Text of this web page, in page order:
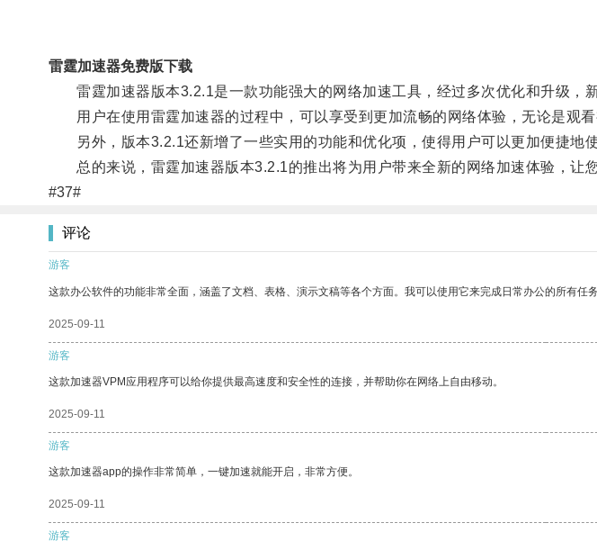
雷霆加速器免费版下载
雷霆加速器版本3.2.1是一款功能强大的网络加速工具，经过多次优化和升级，
用户在使用雷霆加速器的过程中，可以享受到更加流畅的网络体验，无论是观看
另外，版本3.2.1还新增了一些实用的功能和优化项，使得用户可以更加便捷地使
总的来说，雷霆加速器版本3.2.1的推出将为用户带来全新的网络加速体验，让
#37#
评论
游客
这款办公软件的功能非常全面，涵盖了文档、表格、演示文稿等各个方面。我可以使用它来完成日常办公的所有任务
2025-09-11
游客
这款加速器VPM应用程序可以给你提供最高速度和安全性的连接，并帮助你在网络上自由移动。
2025-09-11
游客
这款加速器app的操作非常简单，一键加速就能开启，非常方便。
2025-09-11
游客